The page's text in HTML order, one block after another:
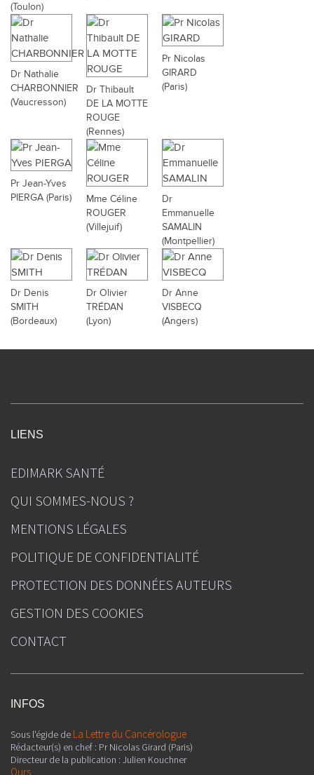
(Toulon)
Dr Nathalie
CHARBONNIER
(Vaucresson)
Dr Thibault
DE LA MOTTE
ROUGE
(Rennes)
Pr Nicolas
GIRARD
(Paris)
Pr Jean-Yves
PIERGA (Paris)
Mme Céline
ROUGER
(Villejuif)
Dr
Emmanuelle
SAMALIN
(Montpellier)
Dr Denis
SMITH
(Bordeaux)
Dr Olivier
TRÉDAN
(Lyon)
Dr Anne
VISBECQ
(Angers)
INFOS
Sous l'égide de La Lettre du Cancérologue
Rédacteur(s) en chef : Pr Nicolas Girard (Paris)
Directeur de la publication : Julien Kouchner
Ours
LIENS
EDIMARK SANTÉ
QUI SOMMES-NOUS ?
MENTIONS LÉGALES
POLITIQUE DE CONFIDENTIALITÉ
PROTECTION DES DONNÉES AUTEURS
GESTION DES COOKIES
CONTACT